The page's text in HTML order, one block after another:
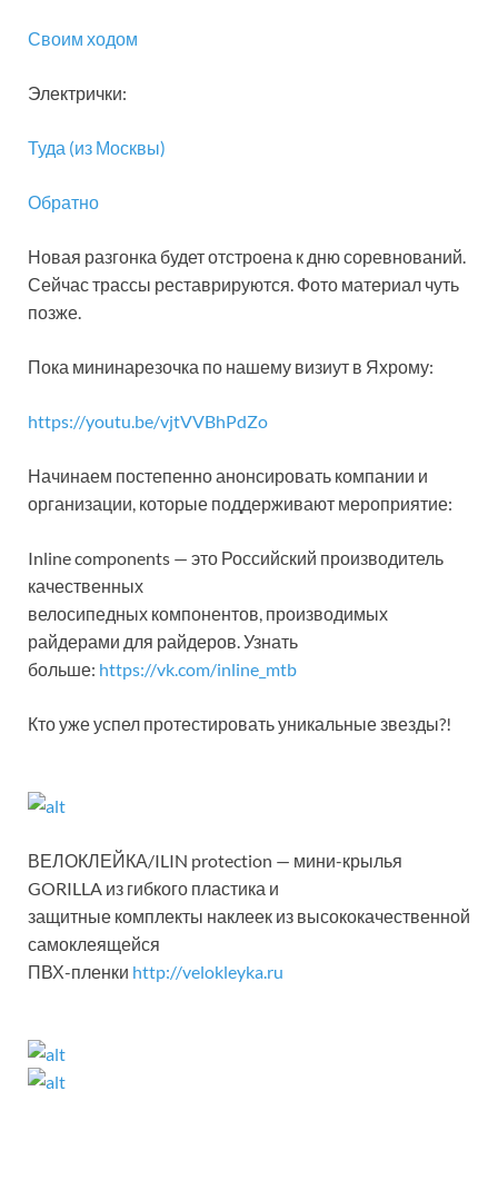
Своим ходом
Электрички:
Туда (из Москвы)
Обратно
Новая разгонка будет отстроена к дню соревнований.
Сейчас трассы реставрируются. Фото материал чуть
позже.
Пока мининарезочка по нашему визиут в Яхрому:
https://youtu.be/vjtVVBhPdZo
Начинаем постепенно анонсировать компании и
организации, которые поддерживают мероприятие:
Inline components — это Российский производитель
качественных
велосипедных компонентов, производимых
райдерами для райдеров. Узнать
больше: https://vk.com/inline_mtb
Кто уже успел протестировать уникальные звезды?!
ВЕЛОКЛЕЙКА/ILIN protection — мини-крылья
GORILLA из гибкого пластика и
защитные комплекты наклеек из высококачественной
самоклеящейся
ПВХ-пленки http://velokleyka.ru